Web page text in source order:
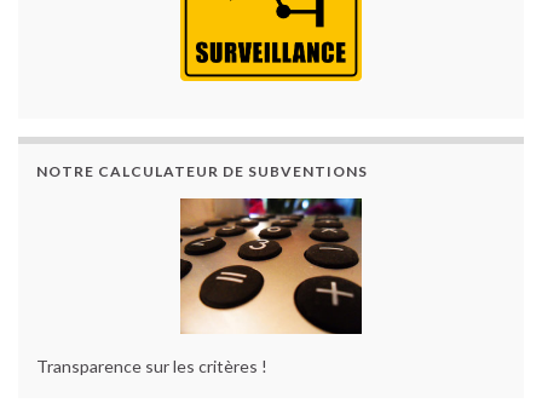
NOTRE CALCULATEUR DE SUBVENTIONS
Transparence sur les critères !